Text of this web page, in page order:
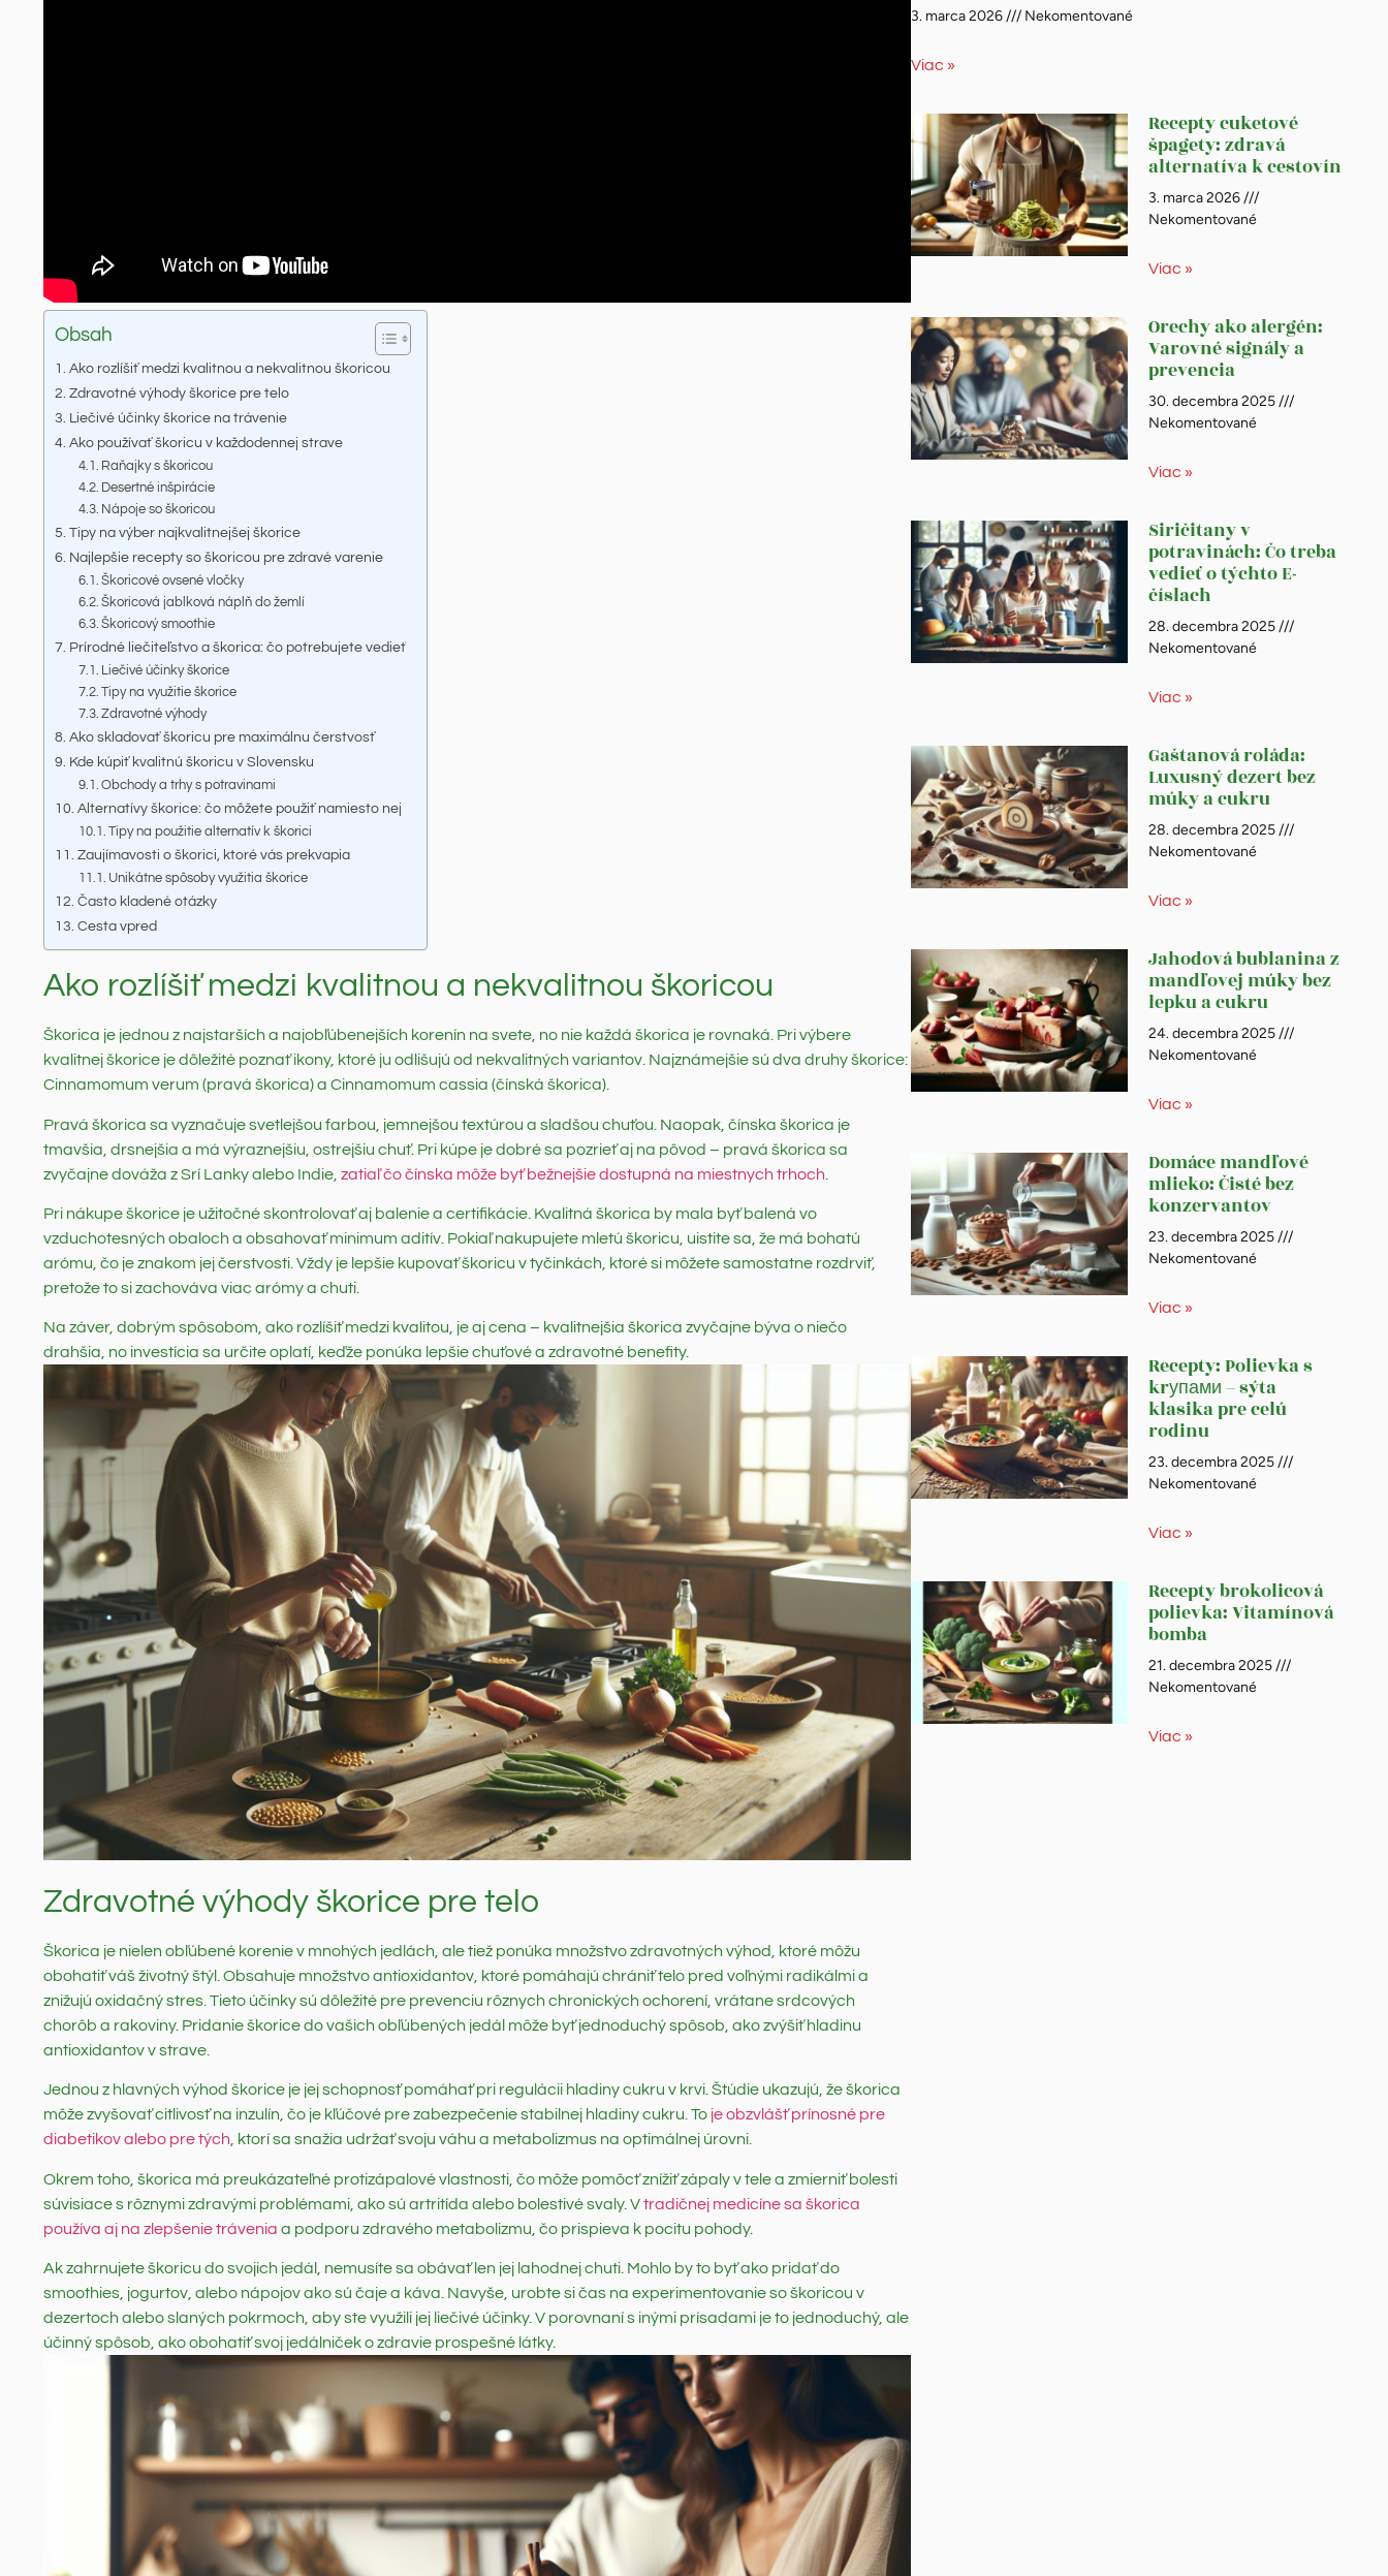
Obsah
Ako rozlíšiť medzi kvalitnou a nekvalitnou škoricou
Zdravotné výhody škorice pre telo
Liečivé účinky škorice na trávenie
Ako používať škoricu v každodennej strave
Raňajky s škoricou
Desertné inšpirácie
Nápoje so škoricou
Tipy na výber najkvalitnejšej škorice
Najlepšie recepty so škoricou pre zdravé varenie
Škoricové ovsené vločky
Škoricová jablková náplň do žemlí
Škoricový smoothie
Prírodné liečiteľstvo a škorica: čo potrebujete vedieť
Liečivé účinky škorice
Tipy na využitie škorice
Zdravotné výhody
Ako skladovať škoricu pre maximálnu čerstvosť
Kde kúpiť kvalitnú škoricu v Slovensku
Obchody a trhy s potravinami
Alternatívy škorice: čo môžete použiť namiesto nej
Tipy na použitie alternatív k škorici
Zaujímavosti o škorici, ktoré vás prekvapia
Unikátne spôsoby využitia škorice
Často kladené otázky
Cesta vpred
Ako rozlíšiť medzi kvalitnou a nekvalitnou škoricou
Škorica je jednou z najstarších a najobľúbenejších korenín na svete, no nie každá škorica je rovnaká. Pri výbere
kvalitnej škorice je dôležité poznať ikony, ktoré ju odlišujú od nekvalitných variantov. Najznámejšie sú dva druhy škorice:
Cinnamomum verum (pravá škorica) a Cinnamomum cassia (čínská škorica).
Pravá škorica sa vyznačuje svetlejšou farbou, jemnejšou textúrou a sladšou chuťou. Naopak, čínska škorica je
tmavšia, drsnejšia a má výraznejšiu, ostrejšiu chuť. Pri kúpe je dobré sa pozrieť aj na pôvod – pravá škorica sa
zvyčajne dováža z Srí Lanky alebo Indie, zatiaľ čo čínska môže byť bežnejšie dostupná na miestnych trhoch
Pri nákupe škorice je užitočné skontrolovať aj balenie a certifikácie. Kvalitná škorica by mala byť balená vo
vzduchotesných obaloch a obsahovať minimum aditív. Pokiaľ nakupujete mletú škoricu, uistite sa, že má bohatú
arómu, čo je znakom jej čerstvosti. Vždy je lepšie kupovať škoricu v tyčinkách, ktoré si môžete samostatne rozdrviť,
pretože to si zachováva viac arómy a chuti.
Na záver, dobrým spôsobom, ako rozlíšiť medzi kvalitou, je aj cena – kvalitnejšia škorica zvyčajne býva o niečo
drahšia, no investícia sa určite oplatí, keďže ponúka lepšie chuťové a zdravotné benefity.
Zdravotné výhody škorice pre telo
Škorica je nielen obľúbené korenie v mnohých jedlách, ale tiež ponúka množstvo zdravotných výhod, ktoré môžu
obohatiť váš životný štýl. Obsahuje množstvo antioxidantov, ktoré pomáhajú chrániť telo pred voľnými radikálmi a
znižujú oxidačný stres. Tieto účinky sú dôležité pre prevenciu rôznych chronických ochorení, vrátane srdcových
chorôb a rakoviny. Pridanie škorice do vašich obľúbených jedál môže byť jednoduchý spôsob, ako zvýšiť hladinu
antioxidantov v strave.
Jednou z hlavných výhod škorice je jej schopnosť pomáhať pri regulácii hladiny cukru v krvi. Štúdie ukazujú, že škorica
môže zvyšovať citlivosť na inzulín, čo je kľúčové pre zabezpečenie stabilnej hladiny cukru. To je obzvlášť prínosné pre
diabetikov alebo pre tých , ktorí sa snažia udržať svoju váhu a metabolizmus na optimálnej úrovni.
Okrem toho, škorica má preukázateľné protizápalové vlastnosti, čo môže pomôcť znížiť zápaly v tele a zmierniť bolesti
súvisiace s rôznymi zdravými problémami, ako sú artritída alebo bolestivé svaly. Vtradičnej medicíne sa škorica
používa aj na zlepšenie trávenia a podporu zdravého metabolizmu, čo prispieva k pocitu pohody.
Ak zahrnujete škoricu do svojich jedál, nemusíte sa obávať len jej lahodnej chuti. Mohlo by to byť ako pridať do
smoothies, jogurtov, alebo nápojov ako sú čaje a káva. Navyše, urobte si čas na experimentovanie so škoricou v
dezertoch alebo slaných pokrmoch, aby ste využili jej liečivé účinky. V porovnaní s inými prísadami je to jednoduchý, ale
účinný spôsob, ako obohatiť svoj jedálniček o zdravie prospešné látky.
3. marca 2026 Nekomentované
Viac »
Recepty cuketové
špagety: zdravá
alternatíva k cestovín
3. marca 2026
Nekomentované
Viac »
Orechy ako alergén:
Varovné signály a
prevencia
30. decembra 2025
Nekomentované
Viac »
Siričitany v
potravinách: Čo treba
vedieť o týchto E-
číslach
28. decembra 2025
Nekomentované
Viac »
Gaštanová roláda:
Luxusný dezert bez
múky a cukru
28. decembra 2025
Nekomentované
Viac »
Jahodová bublanina z
mandľovej múky bez
lepku a cukru
24. decembra 2025
Nekomentované
Viac »
Domáce mandľové
mlieko: Čisté bez
konzervantov
23. decembra 2025
Nekomentované
Viac »
Recepty: Polievka s
krупами – sýta
klasika pre celú
rodinu
23. decembra 2025
Nekomentované
Viac »
Recepty brokolicová
polievka: Vitamínová
bomba
21. decembra 2025
Nekomentované
Viac »